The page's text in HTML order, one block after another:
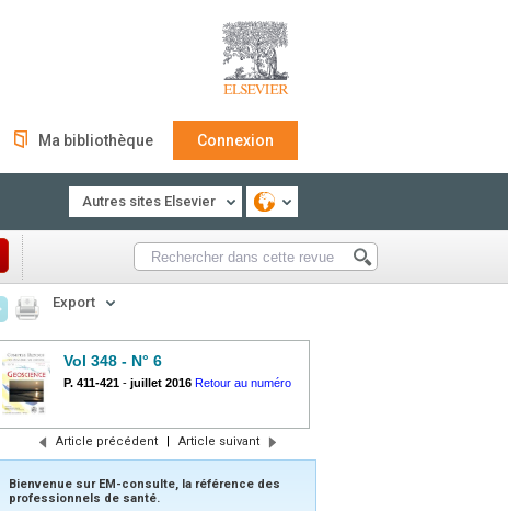
Ma bibliothèque Connexion
Autres sites Elsevier
Export
Vol 348 - N° 6
P. 411-421 - juillet 2016 Retour au numéro
Article précédent | Article suivant
Bienvenue sur EM-consulte, la référence des
professionnels de santé.